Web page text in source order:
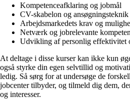
Kompetenceafklaring og jobmål
CV-skabelon og ansøgningsteknik
Arbejdsmarkedets krav og
Netværk og jobrelevante
Udvikling af personlig effektivitet
At deltage i disse kurser kan ikke kun
også styrke din egen selvtillid og
ledig. Så sørg for at undersøge de
jobcenter tilbyder, og tilmeld dig dem,
og interesser.